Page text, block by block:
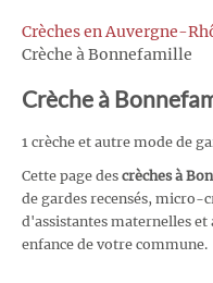
Crèches en Auvergne-
Crèche à Bonnefamille
Crèche à
1 crèche et autre mode de
Cette page des crèches à
de gardes recensés, micro-
d'assistantes maternelles
enfance de votre commune.